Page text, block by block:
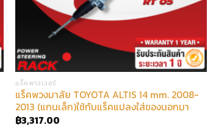
แร็คพาวเวอร์
แร็คพวงมาลัย TOYOTA ALTIS 14 mm. 2008-
2013 (แกนเล็ก)ใช้กับแร็คแปลงใส่ของนอกมา
฿3,317.00